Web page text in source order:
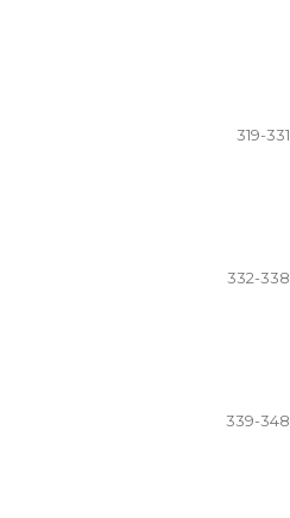
319-331
332-338
339-348